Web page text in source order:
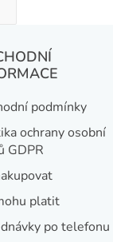
podmínky
ochrany osobní
GDPR
platit
po telefonu